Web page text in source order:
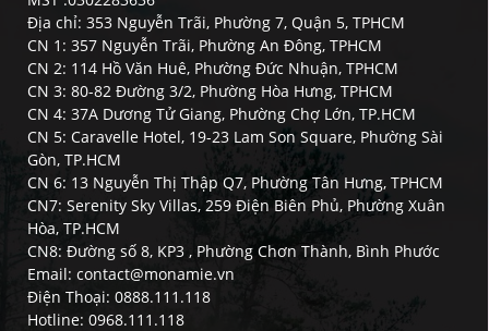
Địa chỉ: 353 Nguyễn Trãi, Phường 7, Quận 5, TPHCM
CN 1: 357 Nguyễn Trãi, Phường An Đông, TPHCM
CN 2: 114 Hồ Văn Huê, Phường Đức Nhuận, TPHCM
CN 3: 80-82 Đường 3/2, Phường Hòa Hưng, TPHCM
CN 4: 37A Dương Tử Giang, Phường Chợ Lớn, TP.HCM
CN 5: Caravelle Hotel, 19-23 Lam Son Square, Phường Sài
Gòn, TP.HCM
CN 6: 13 Nguyễn Thị Thập Q7, Phường Tân Hưng, TPHCM
CN7: Serenity Sky Villas, 259 Điện Biên Phủ, Phường Xuân
Hòa, TP.HCM
CN8: Đường số 8, KP3 , Phường Chơn Thành, Bình Phước
Email: contact@monamie.vn
Điện Thoại: 0888.111.118
Hotline: 0968.111.118